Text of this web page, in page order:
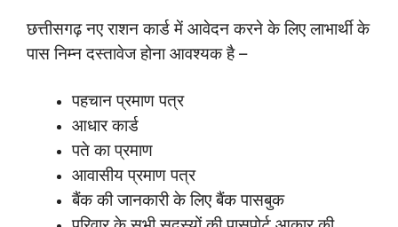
छत्तीसगढ़ नए राशन कार्ड में आवेदन करने के लिए लाभार्थी के
पास निम्न दस्तावेज होना आवश्यक है –
पहचान प्रमाण पत्र
आधार कार्ड
पते का प्रमाण
आवासीय प्रमाण पत्र
बैंक की जानकारी के लिए बैंक पासबुक